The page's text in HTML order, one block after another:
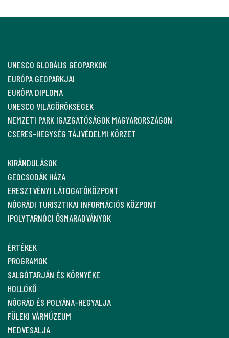
UNESCO GLOBÁLIS GEOPARKOK
EURÓPA GEOPARKJAI
EURÓPA DIPLOMA
UNESCO VILÁGÖRÖKSÉGEK
NEMZETI PARK IGAZGATÓSÁGOK MAGYARORSZÁGON
CSERES-HEGYSÉG TÁJVÉDELMI KÖRZET
KIRÁNDULÁSOK
GEOCSODÁK HÁZA
ERESZTVÉNYI LÁTOGATÓKÖZPONT
NÓGRÁDI TURISZTIKAI INFORMÁCIÓS KÖZPONT
IPOLYTARNÓCI ŐSMARADVÁNYOK
ÉRTÉKEK
PROGRAMOK
SALGÓTARJÁN ÉS KÖRNYÉKE
HOLLÓKŐ
NÓGRÁD ÉS POLYÁNA-HEGYALJA
FÜLEKI VÁRMÚZEUM
MEDVESALJA